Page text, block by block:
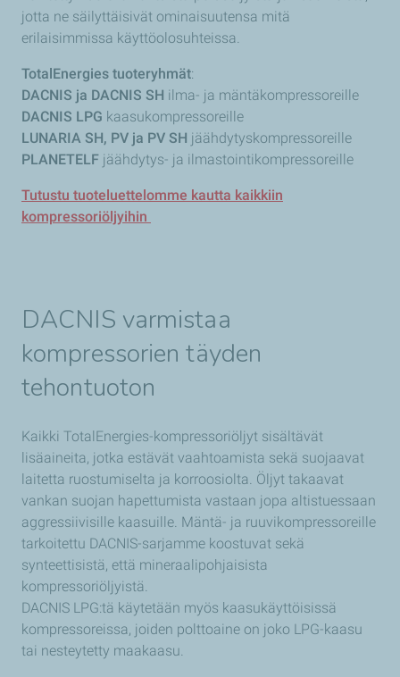
jotta ne säilyttäisivät ominaisuutensa mitä
erilaisimmissa käyttöolosuhteissa.
TotalEnergies tuoteryhmät:
DACNIS ja DACNIS SH ilma- ja mäntäkompressoreille
DACNIS LPG kaasukompressoreille
LUNARIA SH, PV ja PV SH jäähdytyskompressoreille
PLANETELF jäähdytys- ja ilmastointikompressoreille
Tutustu tuoteluettelomme kautta kaikkiin
kompressoriöljyihin
DACNIS varmistaa
kompressorien täyden
tehontuoton
Kaikki TotalEnergies-kompressoriöljyt sisältävät
lisäaineita, jotka estävät vaahtoamista sekä suojaavat
laitetta ruostumiselta ja korroosiolta. Öljyt takaavat
vankan suojan hapettumista vastaan jopa altistuessaan
aggressiivisille kaasuille. Mäntä- ja ruuvikompressoreille
tarkoitettu DACNIS-sarjamme koostuvat sekä
synteettisistä, että mineraalipohjaisista
kompressoriöljyistä.
DACNIS LPG:tä käytetään myös kaasukäyttöisissä
kompressoreissa, joiden polttoaine on joko LPG-kaasu
tai nesteytetty maakaasu.